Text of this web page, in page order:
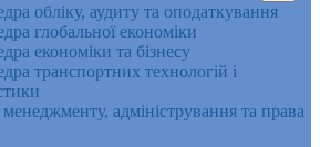
обліку, аудиту та оподаткування
глобальної економіки
економіки та бізнесу
транспортних технологій і
адміністрування та права